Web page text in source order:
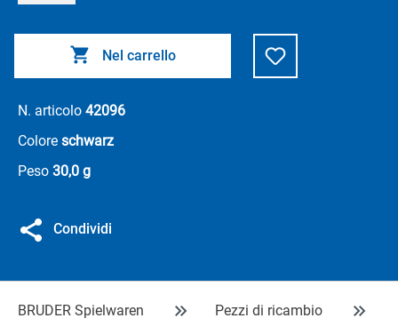
Nel carrello
N. articolo 42096
Colore schwarz
Peso 30,0 g
Condividi
BRUDER Spielwaren Pezzi di ricambio